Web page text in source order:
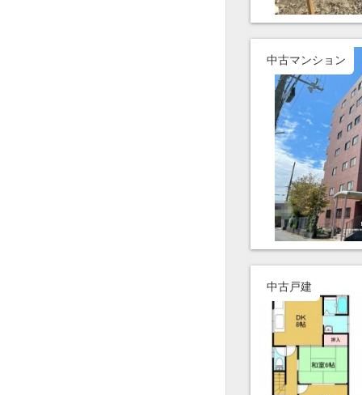
中古マンション
中古戸建